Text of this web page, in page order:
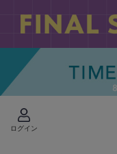
ログイン